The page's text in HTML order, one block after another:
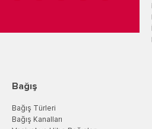
Bağış
Bağış Türleri
Bağış Kanalları